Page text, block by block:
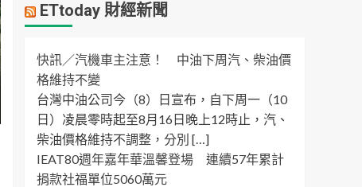
ETtoday 財經新聞
快訊／汽機車主注意！ 中油下周汽、柴油價
格維持不變
台灣中油公司今（8）日宣布，自下周一（10
日）凌晨零時起至8月16日晚上12時止，汽、
柴油價格維持不調整，分別 […]
IEAT80週年嘉年華溫馨登場 連續57年累計
捐款社福單位5060萬元